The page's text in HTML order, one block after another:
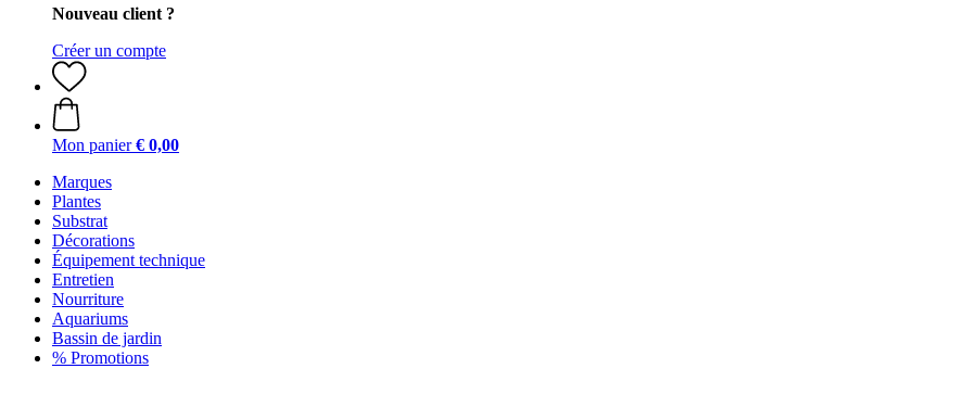
Nouveau client ?
Créer un compte
Mon panier € 0,00
Marques
Plantes
Substrat
Décorations
Équipement technique
Entretien
Nourriture
Aquariums
Bassin de jardin
% Promotions